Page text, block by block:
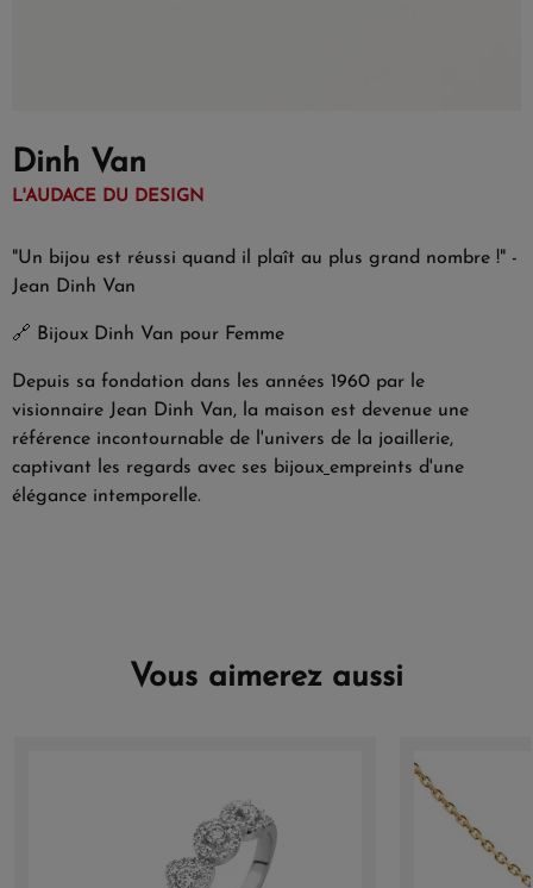
Dinh Van
L'AUDACE DU DESIGN
"Un bijou est réussi quand il plaît au plus grand nombre !" -
Jean Dinh Van
🔗 Bijoux Dinh Van pour Femme
Depuis sa fondation dans les années 1960 par le
visionnaire Jean Dinh Van, la maison est devenue une
référence incontournable de l'univers de la joaillerie,
captivant les regards avec ses bijoux empreints d'une
élégance intemporelle.
Vous aimerez aussi